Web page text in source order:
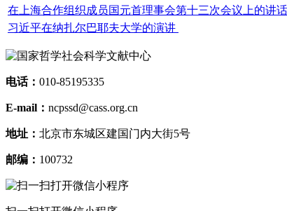
在上海合作组织成员国元首理事会第十三次会议上的讲话
习近平在纳扎尔巴耶夫大学的演讲
电话： 010-85195335
E-mail： ncpssd@cass.org.cn
地址： 北京市东城区建国门内大街5号
邮编： 100732